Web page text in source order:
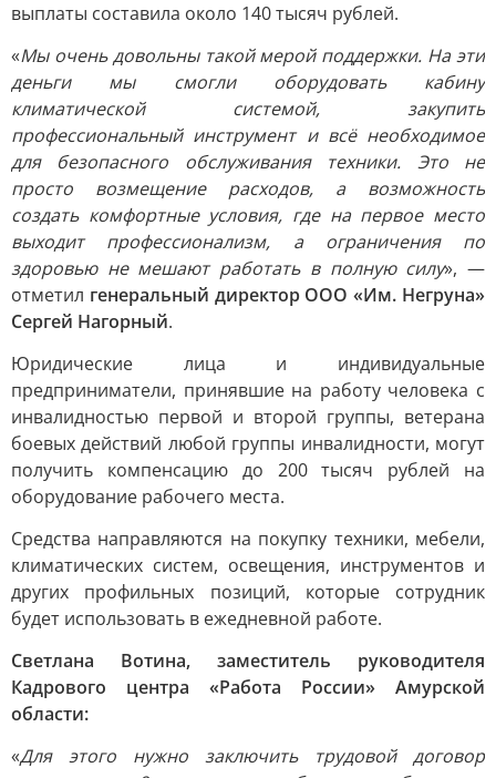
выплаты составила около 140 тысяч рублей.
«Мы очень довольны такой мерой поддержки. На эти
деньги мы смогли оборудовать кабину
климатической системой, закупить
профессиональный инструмент и всё необходимое
для безопасного обслуживания техники. Это не
просто возмещение расходов, а возможность
создать комфортные условия, где на первое место
выходит профессионализм, а ограничения по
здоровью не мешают работать в полную силу», —
отметил генеральный директор ООО «Им. Негруна»
Сергей Нагорный.
Юридические лица и индивидуальные
предприниматели, принявшие на работу человека с
инвалидностью первой и второй группы, ветерана
боевых действий любой группы инвалидности, могут
получить компенсацию до 200 тысяч рублей на
оборудование рабочего места.
Средства направляются на покупку техники, мебели,
климатических систем, освещения, инструментов и
других профильных позиций, которые сотрудник
будет использовать в ежедневной работе.
Светлана Вотина, заместитель руководителя
Кадрового центра «Работа России» Амурской
области:
«Для этого нужно заключить трудовой договор